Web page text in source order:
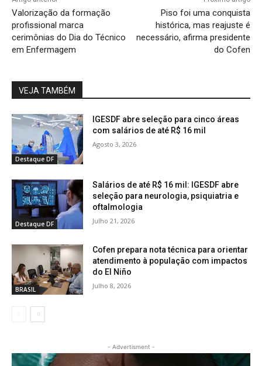
Valorização da formação
profissional marca
cerimônias do Dia do Técnico
em Enfermagem
Piso foi uma conquista
histórica, mas reajuste é
necessário, afirma presidente
do Cofen
VEJA TAMBÉM
Destaque DF
IGESDF abre seleção para cinco áreas
com salários de até R$ 16 mil
Agosto 3, 2026
Destaque DF
Salários de até R$ 16 mil: IGESDF abre
seleção para neurologia, psiquiatria e
oftalmologia
Julho 21, 2026
BRASIL
Cofen prepara nota técnica para orientar
atendimento à população com impactos
do El Niño
Julho 8, 2026
- Advertisment -